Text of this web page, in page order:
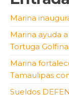
Marina
Marina ayuda
Tortuga
Marina
Tamaulipas
Sueldos